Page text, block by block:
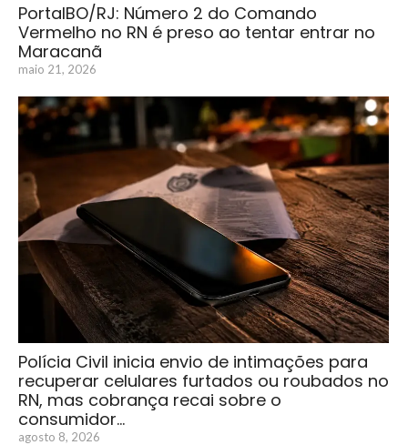
PortalBO/RJ: Número 2 do Comando
Vermelho no RN é preso ao tentar entrar no
Maracanã
maio 21, 2026
Polícia Civil inicia envio de intimações para
recuperar celulares furtados ou roubados no
RN, mas cobrança recai sobre o
consumidor…
agosto 8, 2026